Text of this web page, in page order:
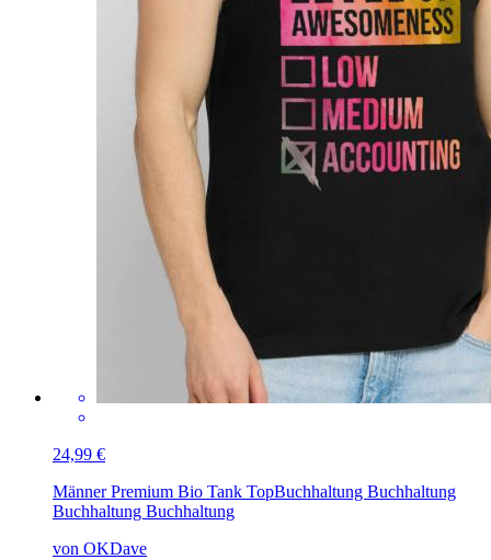
24,99 €
Männer Premium Bio Tank TopBuchhaltung Buchhaltung
Buchhaltung Buchhaltung
von OKDave